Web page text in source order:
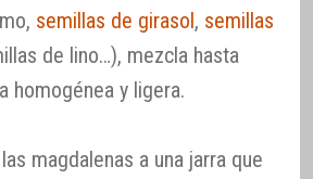
semillas de girasol, semillas
de lino…), mezcla hasta
homogénea y ligera.
magdalenas a una jarra que